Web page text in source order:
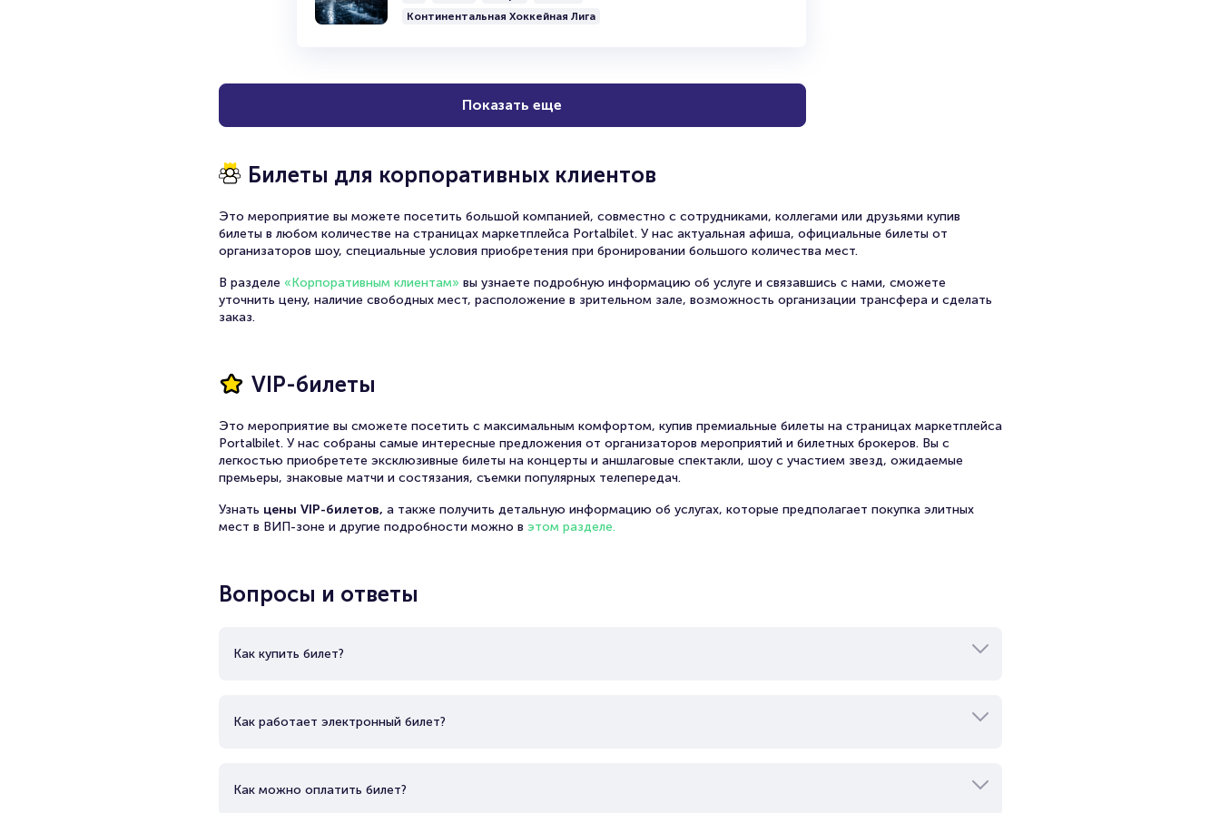
Континентальная Хоккейная Лига
Показать еще
Билеты для корпоративных клиентов
Это мероприятие вы можете посетить большой компанией, совместно с сотрудниками, коллегами или друзьями купив
билеты в любом количестве на страницах маркетплейса Portalbilet. У нас актуальная афиша, официальные билеты от
организаторов шоу, специальные условия приобретения при бронировании большого количества мест.
В разделе «Корпоративным клиентам» вы узнаете подробную информацию об услуге и связавшись с нами, сможете
уточнить цену, наличие свободных мест, расположение в зрительном зале, возможность организации трансфера и сделать
заказ.
VIP-билеты
Это мероприятие вы сможете посетить с максимальным комфортом, купив премиальные билеты на страницах маркетплейса
Portalbilet. У нас собраны самые интересные предложения от организаторов мероприятий и билетных брокеров. Вы с
легкостью приобретете эксклюзивные билеты на концерты и аншлаговые спектакли, шоу с участием звезд, ожидаемые
премьеры, знаковые матчи и состязания, съемки популярных телепередач.
Узнать цены VIP-билетов, а также получить детальную информацию об услугах, которые предполагает покупка элитных
мест в ВИП-зоне и другие подробности можно в этом разделе.
Вопросы и ответы
Как купить билет?
Как работает электронный билет?
Как можно оплатить билет?